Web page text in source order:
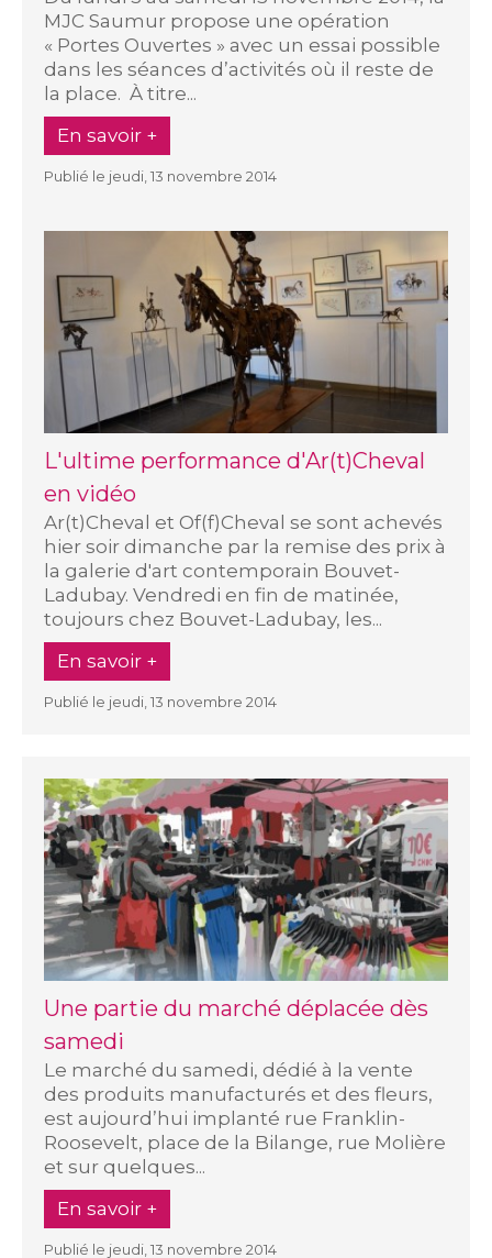
MJC Saumur propose une opération
« Portes Ouvertes » avec un essai possible
dans les séances d’activités où il reste de
la place. À titre...
En savoir +
Publié le jeudi, 13 novembre 2014
L'ultime performance d'Ar(t)Cheval
en vidéo
Ar(t)Cheval et Of(f)Cheval se sont achevés
hier soir dimanche par la remise des prix à
la galerie d'art contemporain Bouvet-
Ladubay. Vendredi en fin de matinée,
toujours chez Bouvet-Ladubay, les...
En savoir +
Publié le jeudi, 13 novembre 2014
Une partie du marché déplacée dès
samedi
Le marché du samedi, dédié à la vente
des produits manufacturés et des fleurs,
est aujourd’hui implanté rue Franklin-
Roosevelt, place de la Bilange, rue Molière
et sur quelques...
En savoir +
Publié le jeudi, 13 novembre 2014